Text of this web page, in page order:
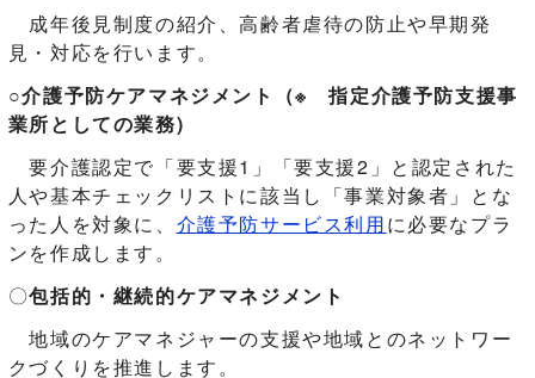
成年後見制度の紹介、高齢者虐待の防止や早期発
見・対応を行います。
○介護予防ケアマネジメント（※ 指定介護予防支援事
業所としての業務)
要介護認定で「要支援1」「要支援2」と認定された
人や基本チェックリストに該当し「事業対象者」とな
った人を対象に、 介護予防サービス利用に必要なプラ
ンを作成します。
〇包括的・継続的ケアマネジメント
地域のケアマネジャーの支援や地域とのネットワー
クづくりを推進します。